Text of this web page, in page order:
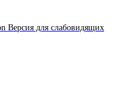
Версия для слабовидящих